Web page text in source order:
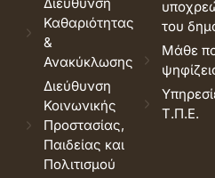
Καθαριότητας
&
Ανακύκλωσης
Διεύθυνση
Κοινωνικής
Προστασίας,
Παιδείας και
Πολιτισμού
του
Μάθε
Τ.Π.Ε.